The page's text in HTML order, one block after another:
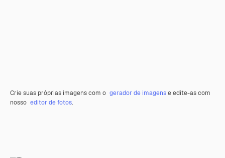
Crie suas próprias imagens com o gerador de imagense edite-as com
nosso editor de fotos.